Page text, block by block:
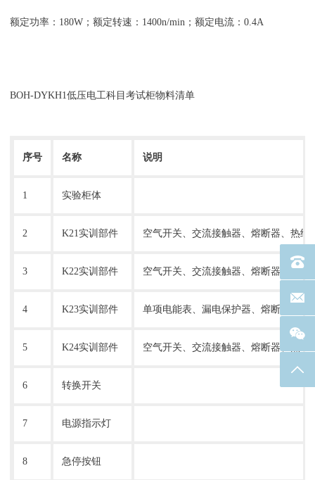
额定功率：180W；额定转速：1400n/min；额定电流：0.4A
BOH-DYKH1低压电工科目考试柜物料清单
序号 名称 说明
1 实验柜体
2 K21实训部件 空气开关、交流接触器、熔断器、热继
3 K22实训部件 空气开关、交流接触器、熔断器、热继
4 K23实训部件 单项电能表、漏电保护器、熔断器、照
5 K24实训部件 空气开关、交流接触器、熔断器、热
6 转换开关
7 电源指示灯
8 急停按钮
电话
联系
返回